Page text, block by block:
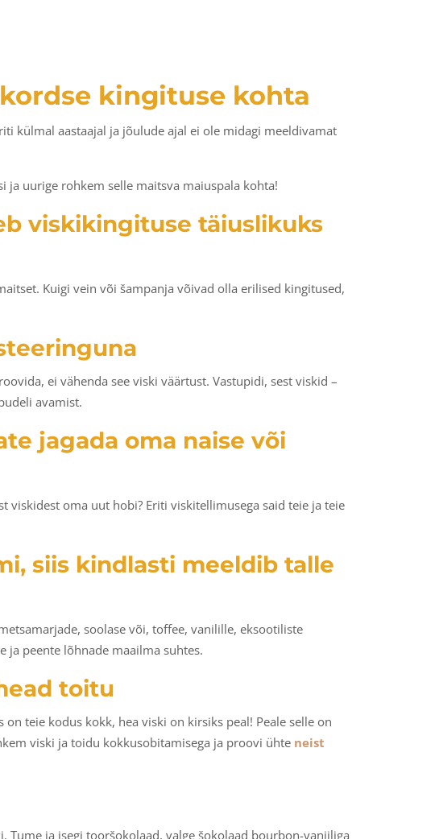
kingituse kohta
külmal aastaajal ja jõulude ajal ei ole midagi meeldivamat
ja uurige rohkem selle maitsva maiuspala kohta!
viskikingituse täiuslikuks
Kuigi vein või šampanja võivad olla erilised kingitused,
ei vähenda see viski väärtust. Vastupidi, sest viskid –
avamist.
jagada oma naise või
viskidest oma uut hobi? Eriti viskitellimusega said teie ja teie
siis kindlasti meeldib talle
soolase või, toffee, vanilille, eksootiliste
peente lõhnade maailma suhtes.
toitu
teie kodus kokk, hea viski on kirsiks peal! Peale selle on
viski ja toidu kokkusobitamisega ja proovi ühte neist
ja isegi tooršokolaad, valge šokolaad bourbon-vaniiliga